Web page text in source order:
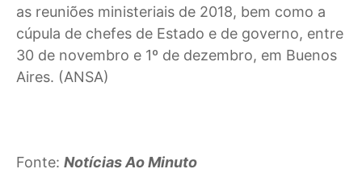
as reuniões ministeriais de 2018, bem como a
cúpula de chefes de Estado e de governo, entre
30 de novembro e 1º de dezembro, em Buenos
Aires. (ANSA)
Fonte: Notícias Ao Minuto